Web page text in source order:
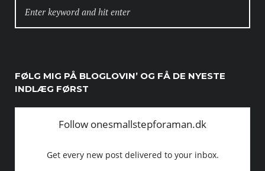
FOR:
FØLG MIG PÅ BLOGLOVIN’ OG FÅ DE NYESTE
INDLÆG FØRST